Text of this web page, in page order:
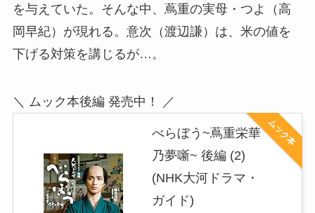
を与えていた。そんな中、蔦重の実母・つよ（高
岡早紀）が現れる。意次（渡辺謙）は、米の値を
下げる対策を講じるが…。
＼ ムック本後編 発売中！ ／
べらぼう~蔦重栄華
乃夢噺~ 後編 (2)
(NHK大河ドラマ・
ガイド)
ムック本